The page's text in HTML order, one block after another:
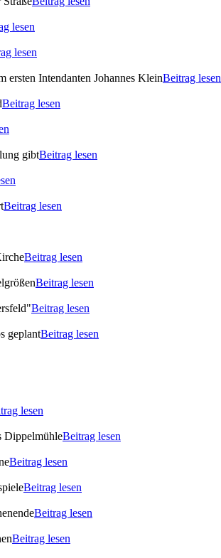
lesen
lesen
ersten Intendanten Johannes KleinBeitrag lesen
Beitrag lesen
gibtBeitrag lesen
Beitrag lesen
Beitrag lesen
Beitrag lesen
Beitrag lesen
geplantBeitrag lesen
lesen
DippelmühleBeitrag lesen
Beitrag lesen
Beitrag lesen
Beitrag lesen
Beitrag lesen